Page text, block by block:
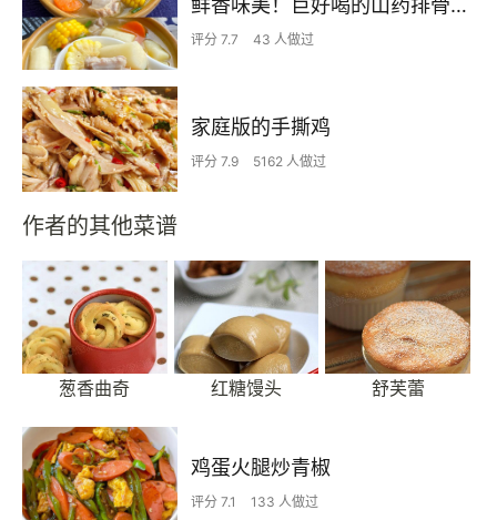
评分 7.7 43 人做过
家庭版的手撕鸡
评分 7.9 5162 人做过
作者的其他菜谱
葱香曲奇 红糖馒头 舒芙蕾
鸡蛋火腿炒青椒
评分 7.1 133 人做过